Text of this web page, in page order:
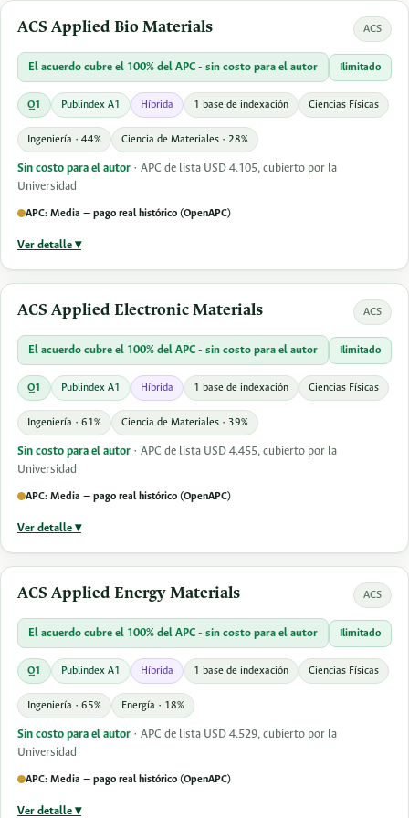
ACS Applied Bio Materials ACS
El acuerdo cubre el 100% del APC - sin costo para el autor Ilimitado
Q1 Publindex A1 Híbrida 1 base de indexación Ciencias Físicas
Ingeniería · 44% Ciencia de Materiales · 28%
Sin costo para el autor · APC de lista USD 4.105, cubierto por la
Universidad
APC: Media — pago real histórico (OpenAPC)
Ver detalle ▾
ACS Applied Electronic Materials ACS
El acuerdo cubre el 100% del APC - sin costo para el autor Ilimitado
Q1 Publindex A1 Híbrida 1 base de indexación Ciencias Físicas
Ingeniería · 61% Ciencia de Materiales · 39%
Sin costo para el autor · APC de lista USD 4.455, cubierto por la
Universidad
APC: Media — pago real histórico (OpenAPC)
Ver detalle ▾
ACS Applied Energy Materials ACS
El acuerdo cubre el 100% del APC - sin costo para el autor Ilimitado
Q1 Publindex A1 Híbrida 1 base de indexación Ciencias Físicas
Ingeniería · 65% Energía · 18%
Sin costo para el autor · APC de lista USD 4.529, cubierto por la
Universidad
APC: Media — pago real histórico (OpenAPC)
Ver detalle ▾